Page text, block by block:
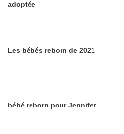
adoptée
Les bébés reborn de 2021
bébé reborn pour Jennifer